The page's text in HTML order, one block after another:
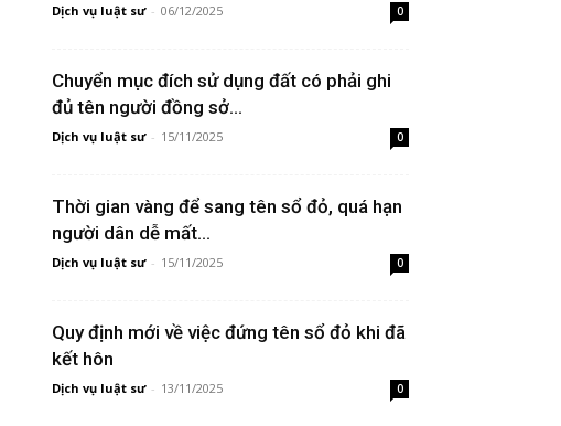
Dịch vụ luật sư - 06/12/2025 0
Chuyển mục đích sử dụng đất có phải ghi
đủ tên người đồng sở...
Dịch vụ luật sư - 15/11/2025 0
Thời gian vàng để sang tên sổ đỏ, quá hạn
người dân dễ mất...
Dịch vụ luật sư - 15/11/2025 0
Quy định mới về việc đứng tên sổ đỏ khi đã
kết hôn
Dịch vụ luật sư - 13/11/2025 0